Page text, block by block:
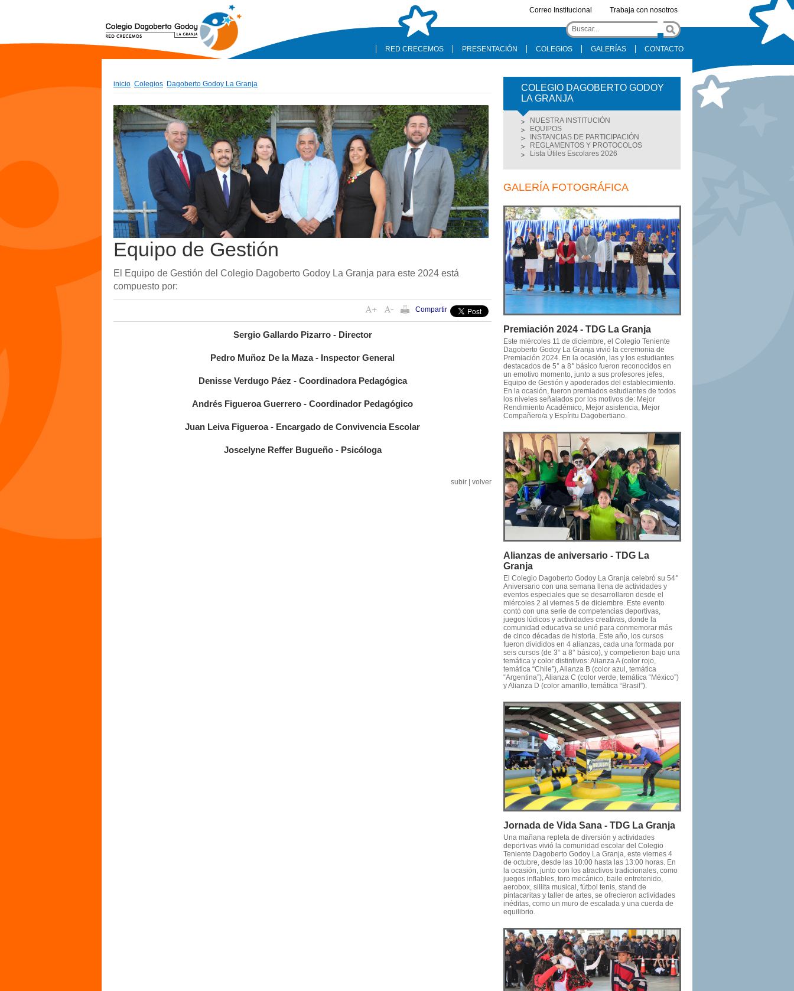
Correo Institucional Trabaja con nosotros
RED CRECEMOS PRESENTACIÓN COLEGIOS GALERÍAS CONTACTO
inicio Colegios Dagoberto Godoy La Granja
Equipo de Gestión
El Equipo de Gestión del Colegio Dagoberto Godoy La Granja para este 2024 está
compuesto por:
Compartir
Sergio Gallardo Pizarro - Director
Pedro Muñoz De la Maza - Inspector General
Denisse Verdugo Páez - Coordinadora Pedagógica
Andrés Figueroa Guerrero - Coordinador Pedagógico
Juan Leiva Figueroa - Encargado de Convivencia Escolar
Joscelyne Reffer Bugueño - Psicóloga
subir volver
COLEGIO DAGOBERTO GODOY
LA GRANJA
NUESTRA INSTITUCIÓN
EQUIPOS
INSTANCIAS DE PARTICIPACIÓN
REGLAMENTOS Y PROTOCOLOS
Lista Útiles Escolares 2026
GALERÍA FOTOGRÁFICA
Premiación 2024 - TDG La Granja
Este miércoles 11 de diciembre, el Colegio Teniente
Dagoberto Godoy La Granja vivió la ceremonia de
Premiación 2024. En la ocasión, las y los estudiantes
destacados de 5° a 8° básico fueron reconocidos en
un emotivo momento, junto a sus profesores jefes,
Equipo de Gestión y apoderados del establecimiento.
En la ocasión, fueron premiados estudiantes de todos
los niveles señalados por los motivos de: Mejor
Rendimiento Académico, Mejor asistencia, Mejor
Compañero/a y Espíritu Dagobertiano.
Alianzas de aniversario - TDG La
Granja
El Colegio Dagoberto Godoy La Granja celebró su 54°
Aniversario con una semana llena de actividades y
eventos especiales que se desarrollaron desde el
miércoles 2 al viernes 5 de diciembre. Este evento
contó con una serie de competencias deportivas,
juegos lúdicos y actividades creativas, donde la
comunidad educativa se unió para conmemorar más
de cinco décadas de historia. Este año, los cursos
fueron divididos en 4 alianzas, cada una formada por
seis cursos (de 3° a 8° básico), y competieron bajo una
temática y color distintivos: Alianza A (color rojo,
temática “Chile”), Alianza B (color azul, temática
“Argentina”), Alianza C (color verde, temática “México”)
y Alianza D (color amarillo, temática “Brasil”).
Jornada de Vida Sana - TDG La Granja
Una mañana repleta de diversión y actividades
deportivas vivió la comunidad escolar del Colegio
Teniente Dagoberto Godoy La Granja, este viernes 4
de octubre, desde las 10:00 hasta las 13:00 horas. En
la ocasión, junto con los atractivos tradicionales, como
juegos inflables, toro mecánico, baile entretenido,
aerobox, sillita musical, fútbol tenis, stand de
pintacaritas y taller de artes, se ofrecieron actividades
inéditas, como un muro de escalada y una cuerda de
equilibrio.